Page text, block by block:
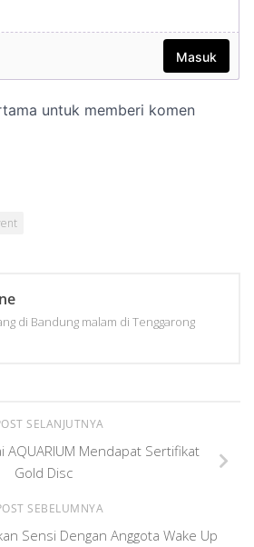
di Bandung malam di Tenggarong
SELANJUTNYA
AQUARIUM Mendapat Sertifikat
Gold Disc
SEBELUMNYA
Sensi Dengan Anggota Wake Up